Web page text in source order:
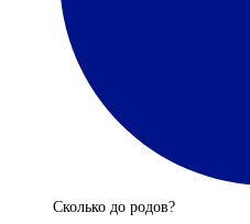
Сколько до родов?